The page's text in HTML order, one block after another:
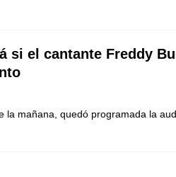
vinculado al entramado empresarial
LO ÚLTIMO
si el cantante Freddy
la mañana, quedó programada la